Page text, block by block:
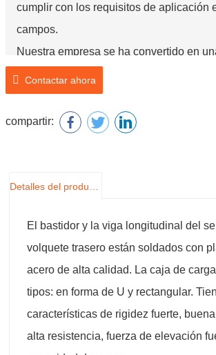
cumplir con los requisitos de aplicación
campos.
Nuestra empresa se ha convertido en
marca en la producción y procesamiento
semirremolques de volcado trasero en
de los años. Tomamos como nuestra
vienen a comprar y consultar. ¡Damos
Contactar ahora
compartir:
El bastidor y la viga longitudinal del
volquete trasero están soldados con
acero de alta calidad. La caja de
tipos: en forma de U y rectangular.
características de rigidez fuerte,
alta resistencia, fuerza de elevación